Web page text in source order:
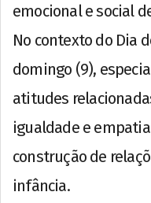
emocional e social
No contexto do Dia
domingo (9),
atitudes
igualdade e
construção de
infância.